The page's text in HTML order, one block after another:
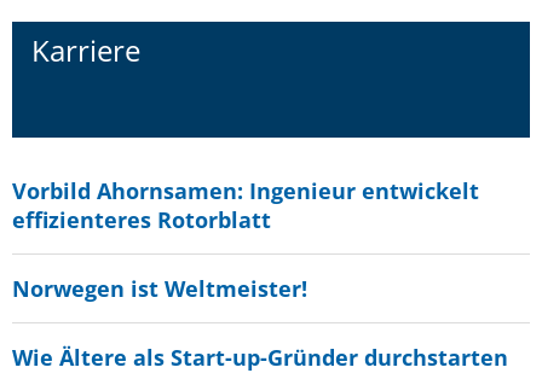
Karriere
Vorbild Ahornsamen: Ingenieur entwickelt
effizienteres Rotorblatt
Norwegen ist Weltmeister!
Wie Ältere als Start-up-Gründer durchstarten